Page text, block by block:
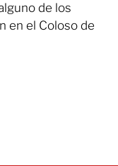
de los
en el Coloso de